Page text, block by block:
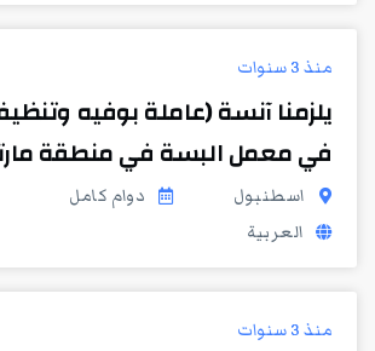
منذ 3 سنوات
يلزمنا آنسة (عاملة بوفيه
في معمل البسة في منطقة
اسطنبول
دوام كامل
العربية
منذ 3 سنوات